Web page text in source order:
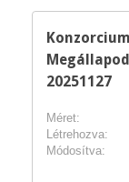
20251127
Méret:
Létrehozva:
Módosítva: